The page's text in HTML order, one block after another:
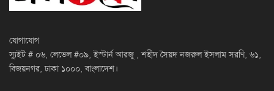
যোগাযোগ
স্যুইট # ০৬, লেভেল #০৯, ইস্টার্ন আরজু , শহীদ সৈয়দ নজরুল ইসলাম সরণি, ৬১,
বিজয়নগর, ঢাকা ১০০০, বাংলাদেশ।